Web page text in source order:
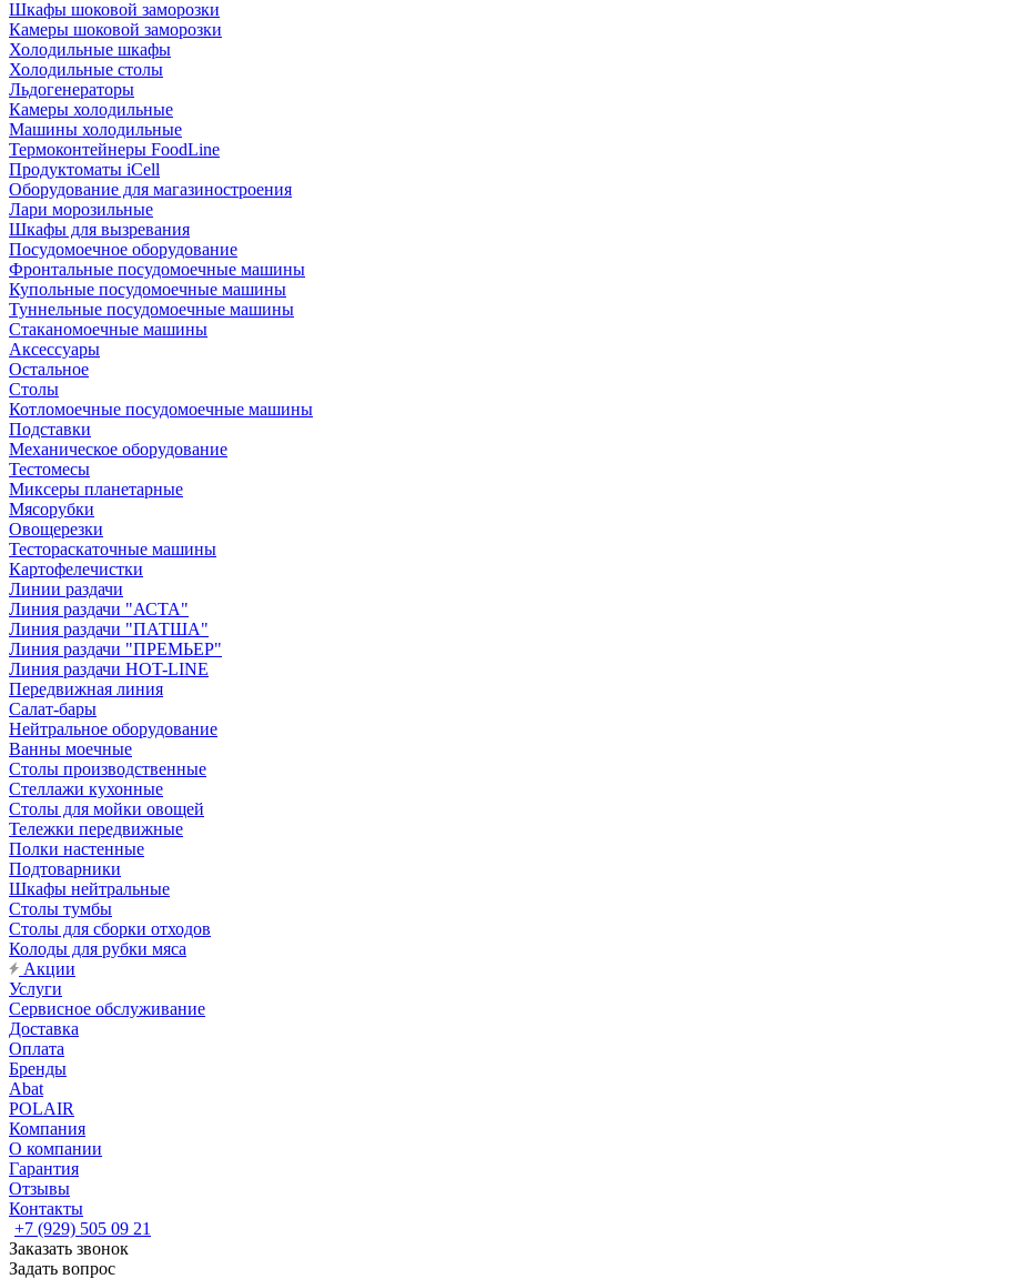
Шкафы шоковой заморозки
Камеры шоковой заморозки
Холодильные шкафы
Холодильные столы
Льдогенераторы
Камеры холодильные
Машины холодильные
Термоконтейнеры FoodLine
Продуктоматы iCell
Оборудование для магазиностроения
Лари морозильные
Шкафы для вызревания
Посудомоечное оборудование
Фронтальные посудомоечные машины
Купольные посудомоечные машины
Туннельные посудомоечные машины
Стаканомоечные машины
Аксессуары
Остальное
Столы
Котломоечные посудомоечные машины
Подставки
Механическое оборудование
Тестомесы
Миксеры планетарные
Мясорубки
Овощерезки
Тестораскаточные машины
Картофелечистки
Линии раздачи
Линия раздачи "АСТА"
Линия раздачи "ПАТША"
Линия раздачи "ПРЕМЬЕР"
Линия раздачи HOT-LINE
Передвижная линия
Салат-бары
Нейтральное оборудование
Ванны моечные
Столы производственные
Стеллажи кухонные
Столы для мойки овощей
Тележки передвижные
Полки настенные
Подтоварники
Шкафы нейтральные
Столы тумбы
Столы для сборки отходов
Колоды для рубки мяса
Акции
Услуги
Сервисное обслуживание
Доставка
Оплата
Бренды
Abat
POLAIR
Компания
О компании
Гарантия
Отзывы
Контакты
+7 (929) 505 09 21
Заказать звонок
Задать вопрос